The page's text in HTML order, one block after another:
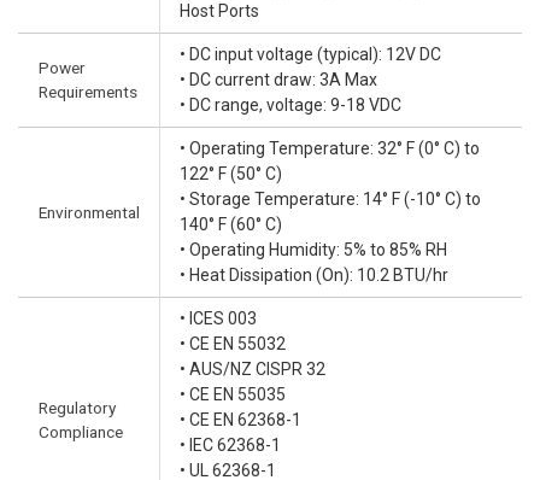
Host Ports
Power
Requirements
• DC input voltage (typical): 12V DC
• DC current draw: 3A Max
• DC range, voltage: 9-18 VDC
Environmental
• Operating Temperature: 32° F (0° C) to
122° F (50° C)
• Storage Temperature: 14° F (-10° C) to
140° F (60° C)
• Operating Humidity: 5% to 85% RH
• Heat Dissipation (On): 10.2 BTU/hr
Regulatory
Compliance
• ICES 003
• CE EN 55032
• AUS/NZ CISPR 32
• CE EN 55035
• CE EN 62368-1
• IEC 62368-1
• UL 62368-1